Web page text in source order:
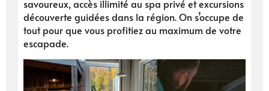
savoureux, accès illimité au spa privé et excursions
découverte guidées dans la région. On s’occupe de
tout pour que vous profitiez au maximum de votre
escapade.